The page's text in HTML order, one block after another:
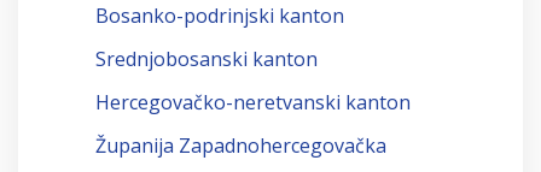
Bosanko-podrinjski kanton
Srednjobosanski kanton
Hercegovačko-neretvanski kanton
Županija Zapadnohercegovačka